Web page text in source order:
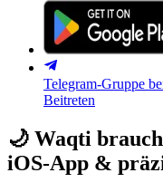
Telegram-Gruppe
Beitreten
🌙 Waqti
iOS-App &